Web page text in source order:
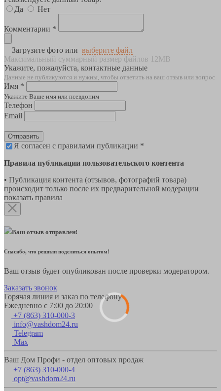
Да
Нет
Комментарии *
Загрузите фото или выберите файл
Максимальный суммарный размер файлов 12MB
Укажите, пожалуйста, контактные данные
Данные не публикуются и нужны, чтобы ответить на ваш отзыв или вопрос
Имя *
Укажите Ваше имя или псевдоним
Телефон
Email
Отправить
Я согласен с правилами публикации *
Правила публикации пользовательского контента
• Публикация контента (отзывов, фотографий товара)
происходит только после их предварительной модерации
показать правила
Ваш отзыв отправлен!
Спасибо, что решили поделиться опытом!
Ваш отзыв будет опубликован после проверки модератором.
Заказать звонок
Горячая линия и заказ по телефону
Ежедневно с 7:00 до 20:00
+7 (863) 310-000-3
info@vashdom24.ru
Telegram
Max
Ваш Дом Профи - отдел оптовых продаж
+7 (863) 310-000-4
opt@vashdom24.ru